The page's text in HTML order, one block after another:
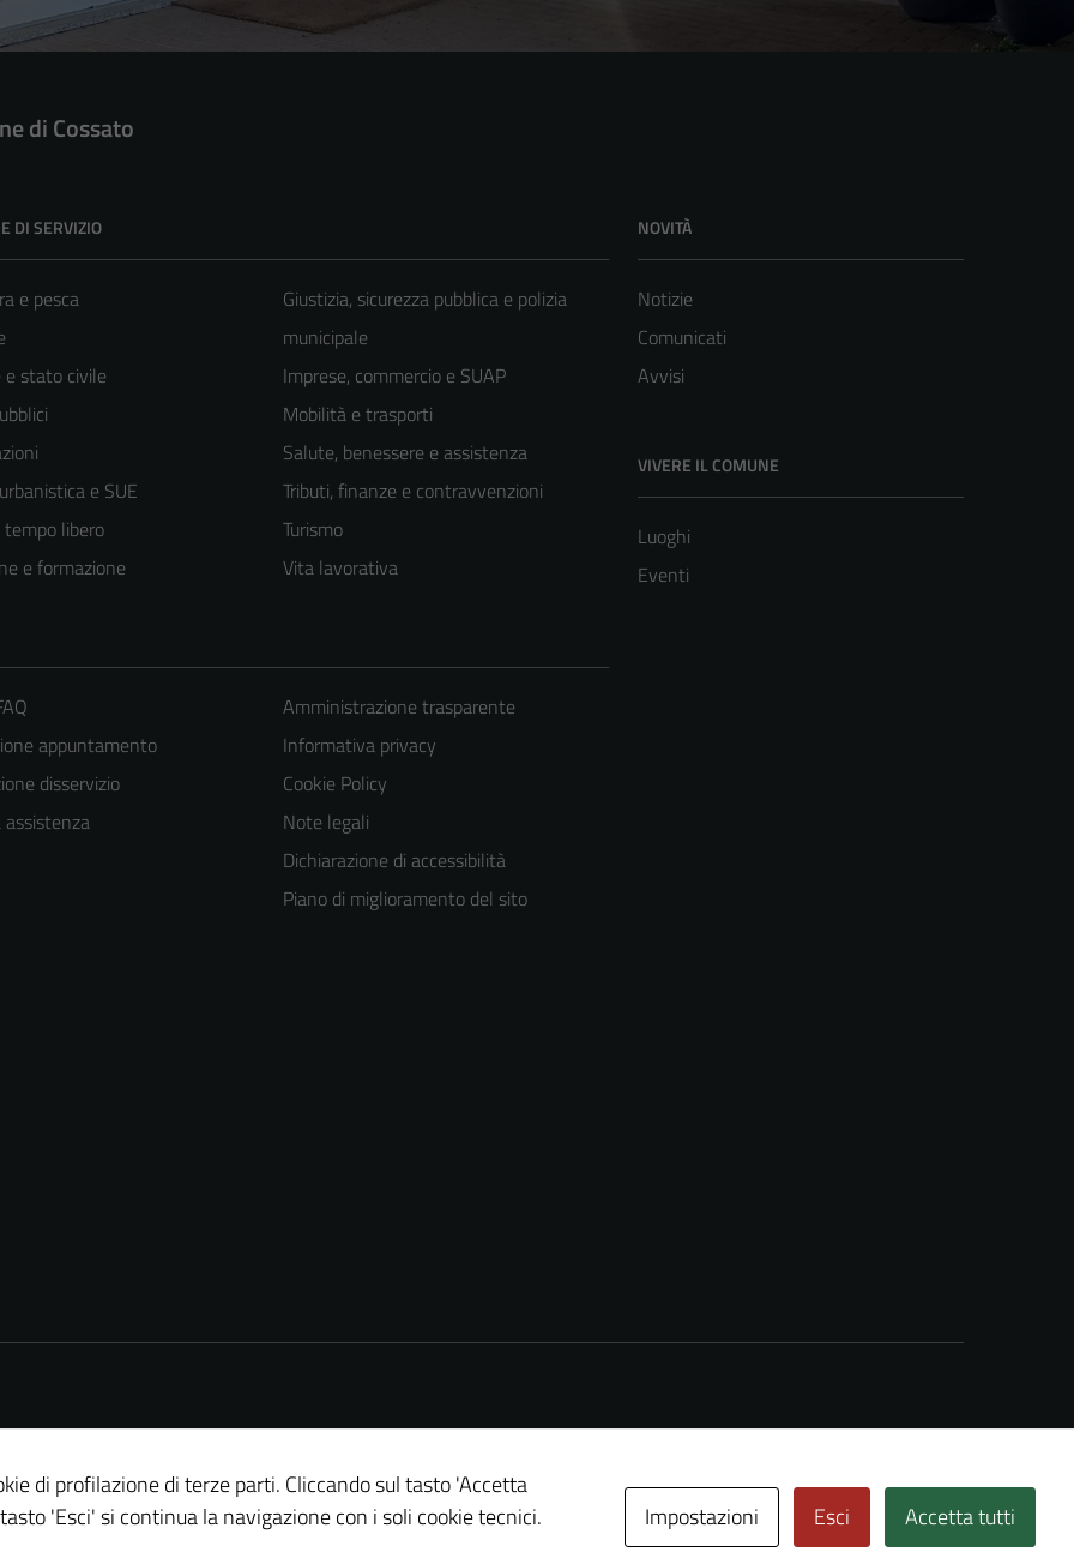
di Cossato
DI SERVIZIO
e pesca
e stato civile
e SUE
libero
e formazione
Giustizia, sicurezza pubblica e polizia
municipale
Imprese, commercio e SUAP
Mobilità e trasporti
Salute, benessere e assistenza
Tributi, finanze e contravvenzioni
Turismo
Vita lavorativa
NOVITÀ
Notizie
Comunicati
Avvisi
VIVERE IL COMUNE
Luoghi
Eventi
appuntamento
disservizio
assistenza
Amministrazione trasparente
Informativa privacy
Cookie Policy
Note legali
Dichiarazione di accessibilità
Piano di miglioramento del sito
di profilazione di terze parti. Cliccando sul tasto 'Accetta
'Esci' si continua la navigazione con i soli cookie tecnici.
Impostazioni Esci Accetta tutti
per il
essere
disabilitati.